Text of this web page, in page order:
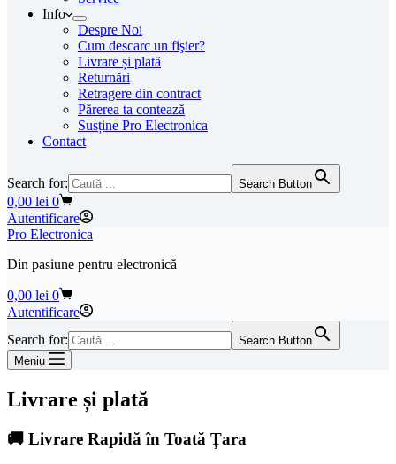
Info
Despre Noi
Cum descarc un fişier?
Livrare și plată
Returnări
Retragere din contract
Părerea ta contează
Susține Pro Electronica
Contact
Search for: Search Button
Coș
de
cumpărături
0,00 lei 0
Autentificare
Pro Electronica
Din pasiune pentru electronică
Coș
de
0,00 lei 0
Autentificare
Search for:
Search Button
Meniu
Livrare și plată
🚚 Livrare Rapidă în Toată Țara